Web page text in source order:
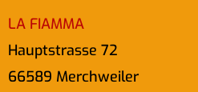
LA FIAMMA
Hauptstrasse 72
66589 Merchweiler